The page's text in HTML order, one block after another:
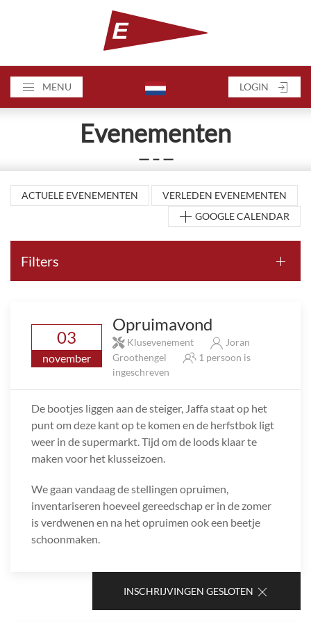
MENU LOGIN
Evenementen
— – —
ACTUELE EVENEMENTEN
VERLEDEN EVENEMENTEN
GOOGLE CALENDAR
Filters
03
november
Opruimavond
Klusevenement
Joran
Groothengel
1 persoon is
ingeschreven
De bootjes liggen aan de steiger, Jaffa staat op het
punt om deze kant op te komen en de herfstbok ligt
weer in de supermarkt. Tijd om de loods klaar te
maken voor het klusseizoen.
We gaan vandaag de stellingen opruimen,
inventariseren hoeveel gereedschap er in de zomer
is verdwenen en na het opruimen ook een beetje
schoonmaken.
INSCHRIJVINGEN GESLOTEN